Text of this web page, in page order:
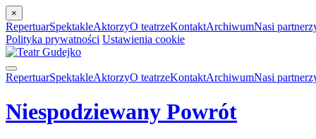
×
RepertuarSpektakleAktorzyO teatrzeKontaktArchiwumNasi
Polityka prywatności Ustawienia cookie
RepertuarSpektakleAktorzyO teatrzeKontaktArchiwumNasi
Niespodziewany Powrót